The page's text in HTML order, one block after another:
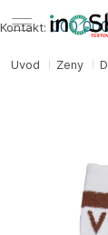
Úvod Ženy
Kontakt: 000